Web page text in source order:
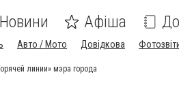
Новини Афіша
Авто / Мото Довідкова
линии» мэра города